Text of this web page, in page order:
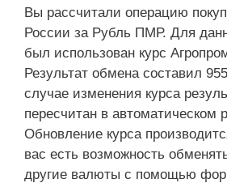
Вы рассчитали операцию
России за Рубль ПМР. Для
был использован курс
Результат обмена составил
случае изменения курса
пересчитан в автоматическом
Обновление курса
вас есть возможность
другие валюты с помощью